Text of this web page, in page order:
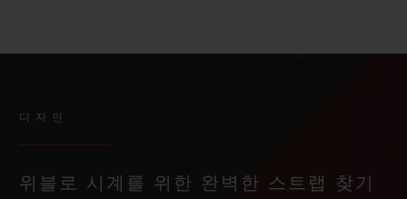
디자인
위블로 시계를 위한 완벽한 스트랩 찾기